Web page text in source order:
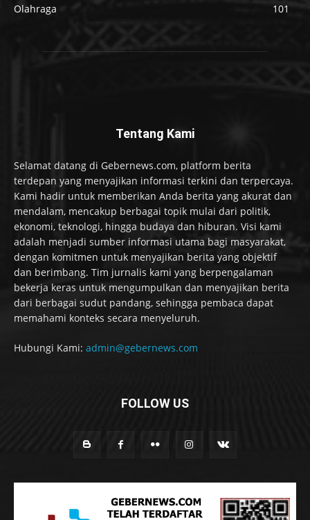
Olahraga
101
Tentang Kami
Selamat datang di Gebernews.com, platform berita
terdepan yang menyajikan informasi terkini dan terpercaya.
Kami hadir untuk memberikan Anda berita yang akurat dan
mendalam, mencakup berbagai topik mulai dari politik,
ekonomi, teknologi, hingga budaya dan hiburan. Visi kami
adalah menjadi sumber informasi utama bagi masyarakat,
dengan komitmen untuk menyajikan berita yang objektif
dan berimbang. Tim jurnalis kami yang berpengalaman
bekerja keras untuk mengumpulkan dan menyajikan berita
dari berbagai sudut pandang, sehingga pembaca dapat
memahami konteks secara menyeluruh.
Hubungi Kami: admin@gebernews.com
FOLLOW US